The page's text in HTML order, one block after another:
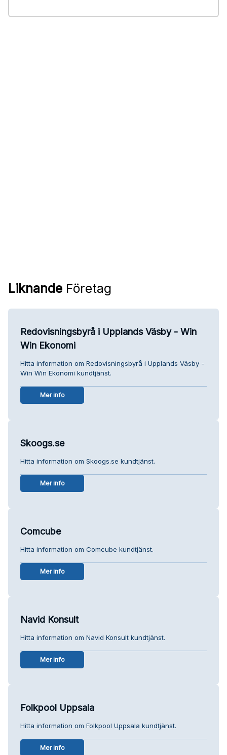
Liknande Företag
Redovisningsbyrå i Upplands Väsby - Win
Win Ekonomi
Hitta information om Redovisningsbyrå i Upplands Väsby -
Win Win Ekonomi kundtjänst.
Mer info
Skoogs.se
Hitta information om Skoogs.se kundtjänst.
Mer info
Comcube
Hitta information om Comcube kundtjänst.
Mer info
Navid Konsult
Hitta information om Navid Konsult kundtjänst.
Mer info
Folkpool Uppsala
Hitta information om Folkpool Uppsala kundtjänst.
Mer info